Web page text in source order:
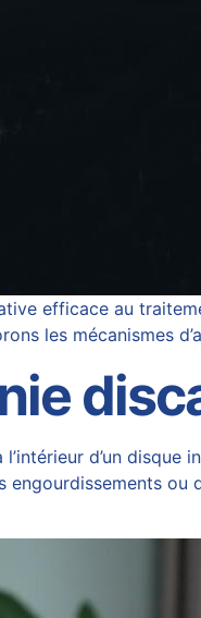
efficace au
les mécanismes
d’un